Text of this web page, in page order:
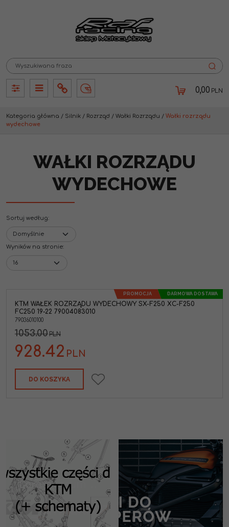
PanelPanelInfo Lang 0,00 PLN
Kategoria główna / Silnik / Rozrząd / Wałki Rozrządu / Wałki rozrządu
wydechowe
WAŁKI ROZRZĄDU
WYDECHOWE
Sortuj według:
Wyników na stronie:
PROMOCJA DARMOWA DOSTAWA
KTM WAŁEK ROZRZĄDU WYDECHOWY SX-F250 XC-F250
FC250 19-22 79004083010
79036010100
1053.00PLN
928.42 PLN
DO KOSZYKA